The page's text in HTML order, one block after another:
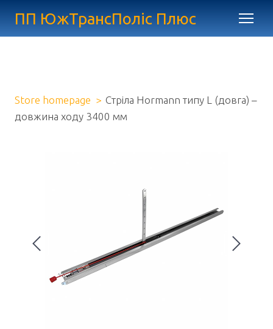
ПП ЮжТрансПоліс Плюс
Store homepage
Стріла Hormann типу L (довга) –
довжина ходу 3400 мм